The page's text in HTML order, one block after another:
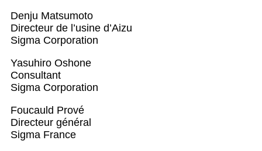
Denju Matsumoto
Directeur de l’usine d’Aizu
Sigma Corporation
Yasuhiro Oshone
Consultant
Sigma Corporation
Foucauld Prové
Directeur général
Sigma France